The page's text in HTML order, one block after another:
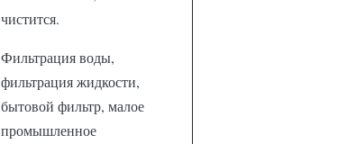
чистится.
Фильтрация воды,
фильтрация жидкости,
бытовой фильтр, малое
промышленное